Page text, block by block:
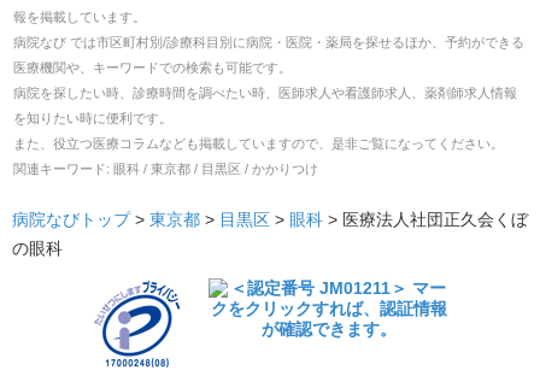
報を掲載しています。
病院なび では市区町村別/診療科目別に病院・医院・薬局を探せるほか、予約ができる
医療機関や、キーワードでの検索も可能です。
病院を探したい時、診療時間を調べたい時、医師求人や看護師求人、薬剤師求人情報
を知りたい時に便利です。
また、役立つ医療コラムなども掲載していますので、是非ご覧になってください。
関連キーワード: 眼科 / 東京都 / 目黒区 / かかりつけ
病院なびトップ > 東京都 > 目黒区 > 眼科 > 医療法人社団正久会くぼ
の眼科